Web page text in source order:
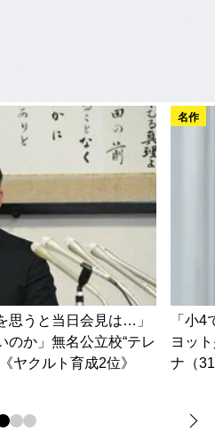
思うと当日会見は…」
のか」無名公立校“テレ
ヤクルト育成2位》
名作
「小
ヨッ
ナ（